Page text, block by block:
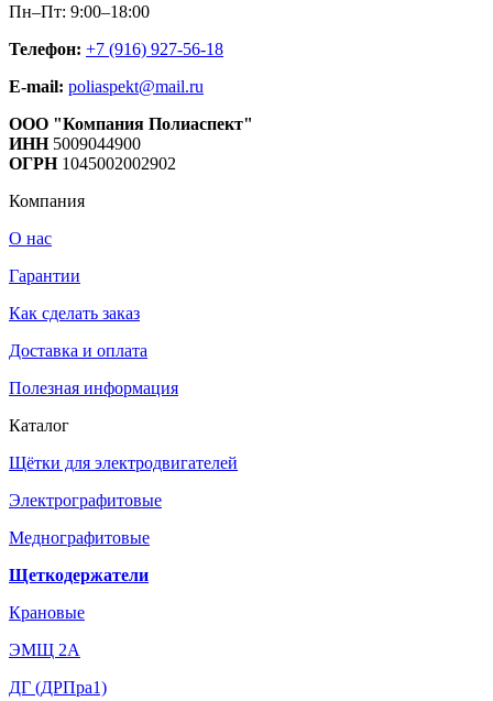
Пн–Пт: 9:00–18:00
Телефон: +7 (916) 927-56-18
E-mail: poliaspekt@mail.ru
ООО "Компания Полиаспект"
ИНН5009044900
ОГРН 1045002002902
Компания
О нас
Гарантии
Как сделать заказ
Доставка и оплата
Полезная информация
Каталог
Щётки для электродвигателей
Электрографитовые
Меднографитовые
Щеткодержатели
Крановые
ЭМЩ 2А
ДГ (ДРПра1)